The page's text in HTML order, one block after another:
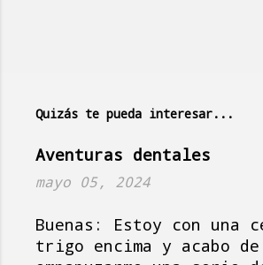
r
i
Quizás te pueda interesar...
Aventuras dentales
mayo 05, 2024
Buenas: Estoy con una
trigo encima y acabo de